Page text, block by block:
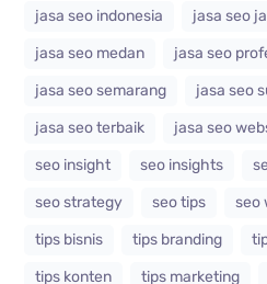
jasa seo indonesia
jasa seo
jasa seo medan
jasa seo
jasa seo semarang
jasa seo
jasa seo terbaik
jasa seo
seo insight
seo insights
seo strategy
seo tips seo
tips bisnis
tips branding
tips konten
tips marketing